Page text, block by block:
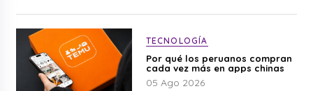
TECNOLOGÍA
Por qué los peruanos compran
cada vez más en apps chinas
05 Ago 2026